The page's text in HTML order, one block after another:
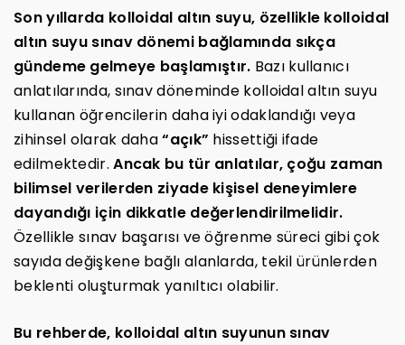
Son yıllarda kolloidal altın suyu, özellikle kolloidal
altın suyu sınav dönemi bağlamında sıkça
gündeme gelmeye başlamıştır. Bazı kullanıcı
anlatılarında, sınav döneminde kolloidal altın suyu
kullanan öğrencilerin daha iyi odaklandığı veya
zihinsel olarak daha“açık” hissettiği ifade
edilmektedir. Ancak bu tür anlatılar, çoğu zaman
bilimsel verilerden ziyade kişisel deneyimlere
dayandığı için dikkatle değerlendirilmelidir.
Özellikle sınav başarısı ve öğrenme süreci gibi çok
sayıda değişkene bağlı alanlarda, tekil ürünlerden
beklenti oluşturmak yanıltıcı olabilir.
Bu rehberde, kolloidal altın suyunun sınav